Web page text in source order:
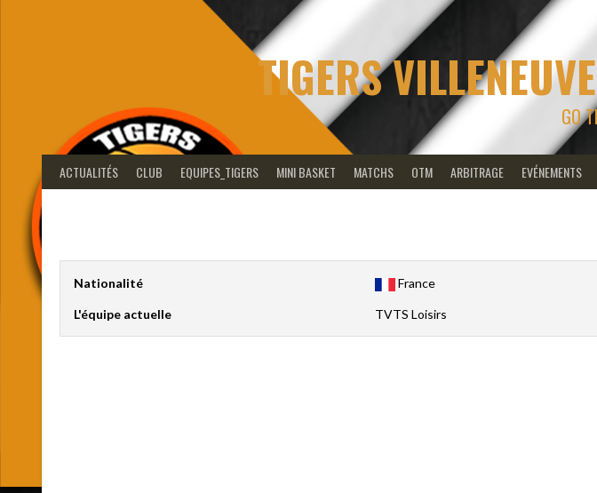
TIGERS
GO
ACTUALITÉS CLUB EQUIPES_TIGERS MINI BASKET MATCHS OTM ARBITRAGE EVÉNEMENTS
Nationalité France
L'équipe actuelle TVTS Loisirs